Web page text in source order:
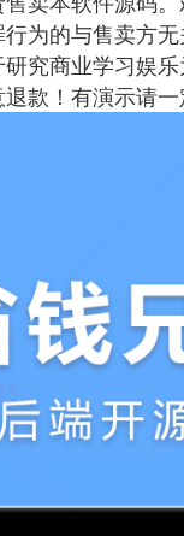
为的与售卖方
究商业学习娱
款！有演示请